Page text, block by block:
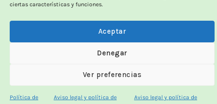
ciertas características y funciones.
Aceptar
Denegar
Ver preferencias
Política de Aviso legal y política de Aviso legal y política de
Calidad probada,
precios imbatibles
100% funcionales · revisados